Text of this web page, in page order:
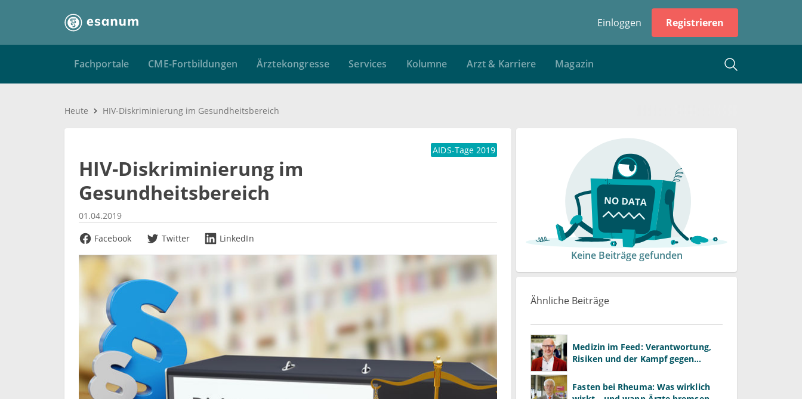
Einloggen Registrieren
Fachportale CME-Fortbildungen Ärztekongresse Services Kolumne Arzt & Karriere Magazin
Heute HIV-Diskriminierung im Gesundheitsbereich
AIDS-Tage 2019
HIV-Diskriminierung im
Gesundheitsbereich
01.04.2019
Facebook
Twitter LinkedIn
Keine Beiträge gefunden
Ähnliche Beiträge
Medizin im Feed: Verantwortung,
Risiken und der Kampf gegen
Fasten bei Rheuma: Was wirklich